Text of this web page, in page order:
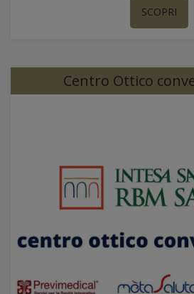
SCOPRI
Centro Ottico